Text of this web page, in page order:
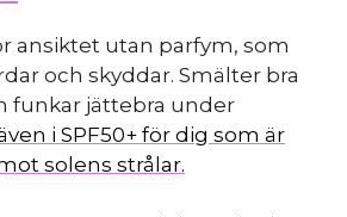
ansiktet utan parfym, som
och skyddar. Smälter bra
funkar jättebra under
i SPF50+ för dig som är
solens strålar.